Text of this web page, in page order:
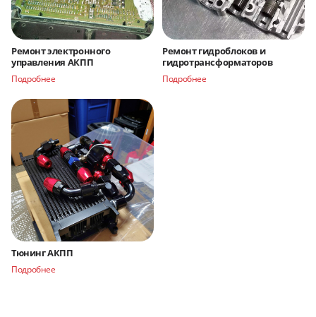
Ремонт электронного
управления АКПП
Подробнее
Ремонт гидроблоков и
гидротрансформаторов
Подробнее
Тюнинг АКПП
Подробнее